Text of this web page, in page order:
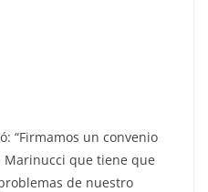
“Firmamos un convenio
que tiene que
de nuestro